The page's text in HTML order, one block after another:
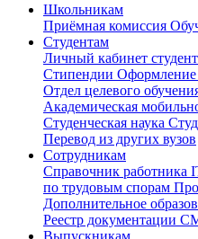
Школьникам
Приёмная комиссия
Студентам
Личный кабинет
Стипендии Оформление
Отдел целевого
Академическая
Студенческая наука
Перевод из других вузов
Сотрудникам
Cправочник работника
по трудовым спорам
Дополнительное
Реестр документации
Выпускникам